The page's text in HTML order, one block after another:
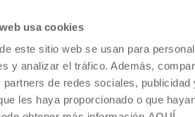
usa cookies
este sitio web se usan para
y analizar el tráfico. Además,
partners de redes sociales,
les haya proporcionado o que